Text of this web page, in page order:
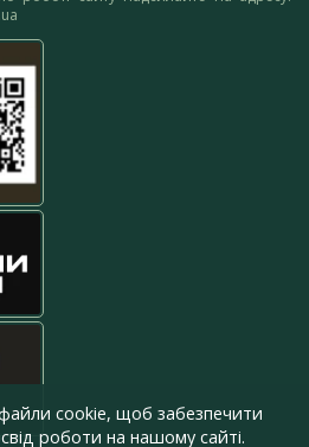
cookie, щоб забезпечити
роботи на нашому сайті.